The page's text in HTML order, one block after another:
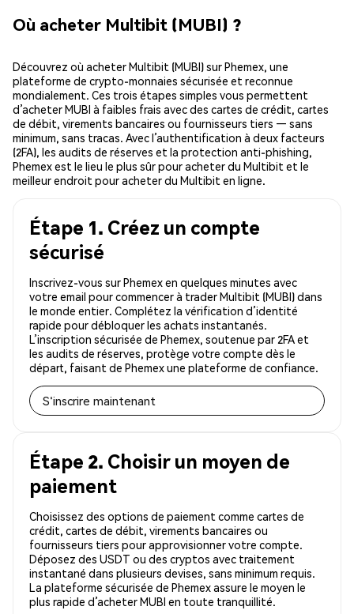
Où acheter Multibit (MUBI) ?
Découvrez où acheter Multibit (MUBI) sur Phemex, une
plateforme de crypto-monnaies sécurisée et reconnue
mondialement. Ces trois étapes simples vous permettent
d’acheter MUBI à faibles frais avec des cartes de crédit, cartes
de débit, virements bancaires ou fournisseurs tiers — sans
minimum, sans tracas. Avec l’authentification à deux facteurs
(2FA), les audits de réserves et la protection anti-phishing,
Phemex est le lieu le plus sûr pour acheter du Multibit et le
meilleur endroit pour acheter du Multibit en ligne.
Étape 1. Créez un compte
sécurisé
Inscrivez-vous sur Phemex en quelques minutes avec
votre email pour commencer à trader Multibit (MUBI) dans
le monde entier. Complétez la vérification d’identité
rapide pour débloquer les achats instantanés.
L’inscription sécurisée de Phemex, soutenue par 2FA et
les audits de réserves, protège votre compte dès le
départ, faisant de Phemex une plateforme de confiance.
S'inscrire maintenant
Étape 2. Choisir un moyen de
paiement
Choisissez des options de paiement comme cartes de
crédit, cartes de débit, virements bancaires ou
fournisseurs tiers pour approvisionner votre compte.
Déposez des USDT ou des cryptos avec traitement
instantané dans plusieurs devises, sans minimum requis.
La plateforme sécurisée de Phemex assure le moyen le
plus rapide d’acheter MUBI en toute tranquillité.